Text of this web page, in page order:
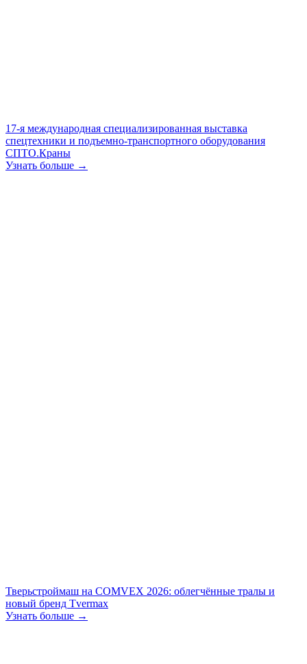
17-я международная специализированная выставка
спецтехники и подъемно-транспортного оборудования
СПТО.Краны
Узнать больше →
Тверьстроймаш на COMVEX 2026: облегчённые тралы и
новый бренд Tvermax
Узнать больше →